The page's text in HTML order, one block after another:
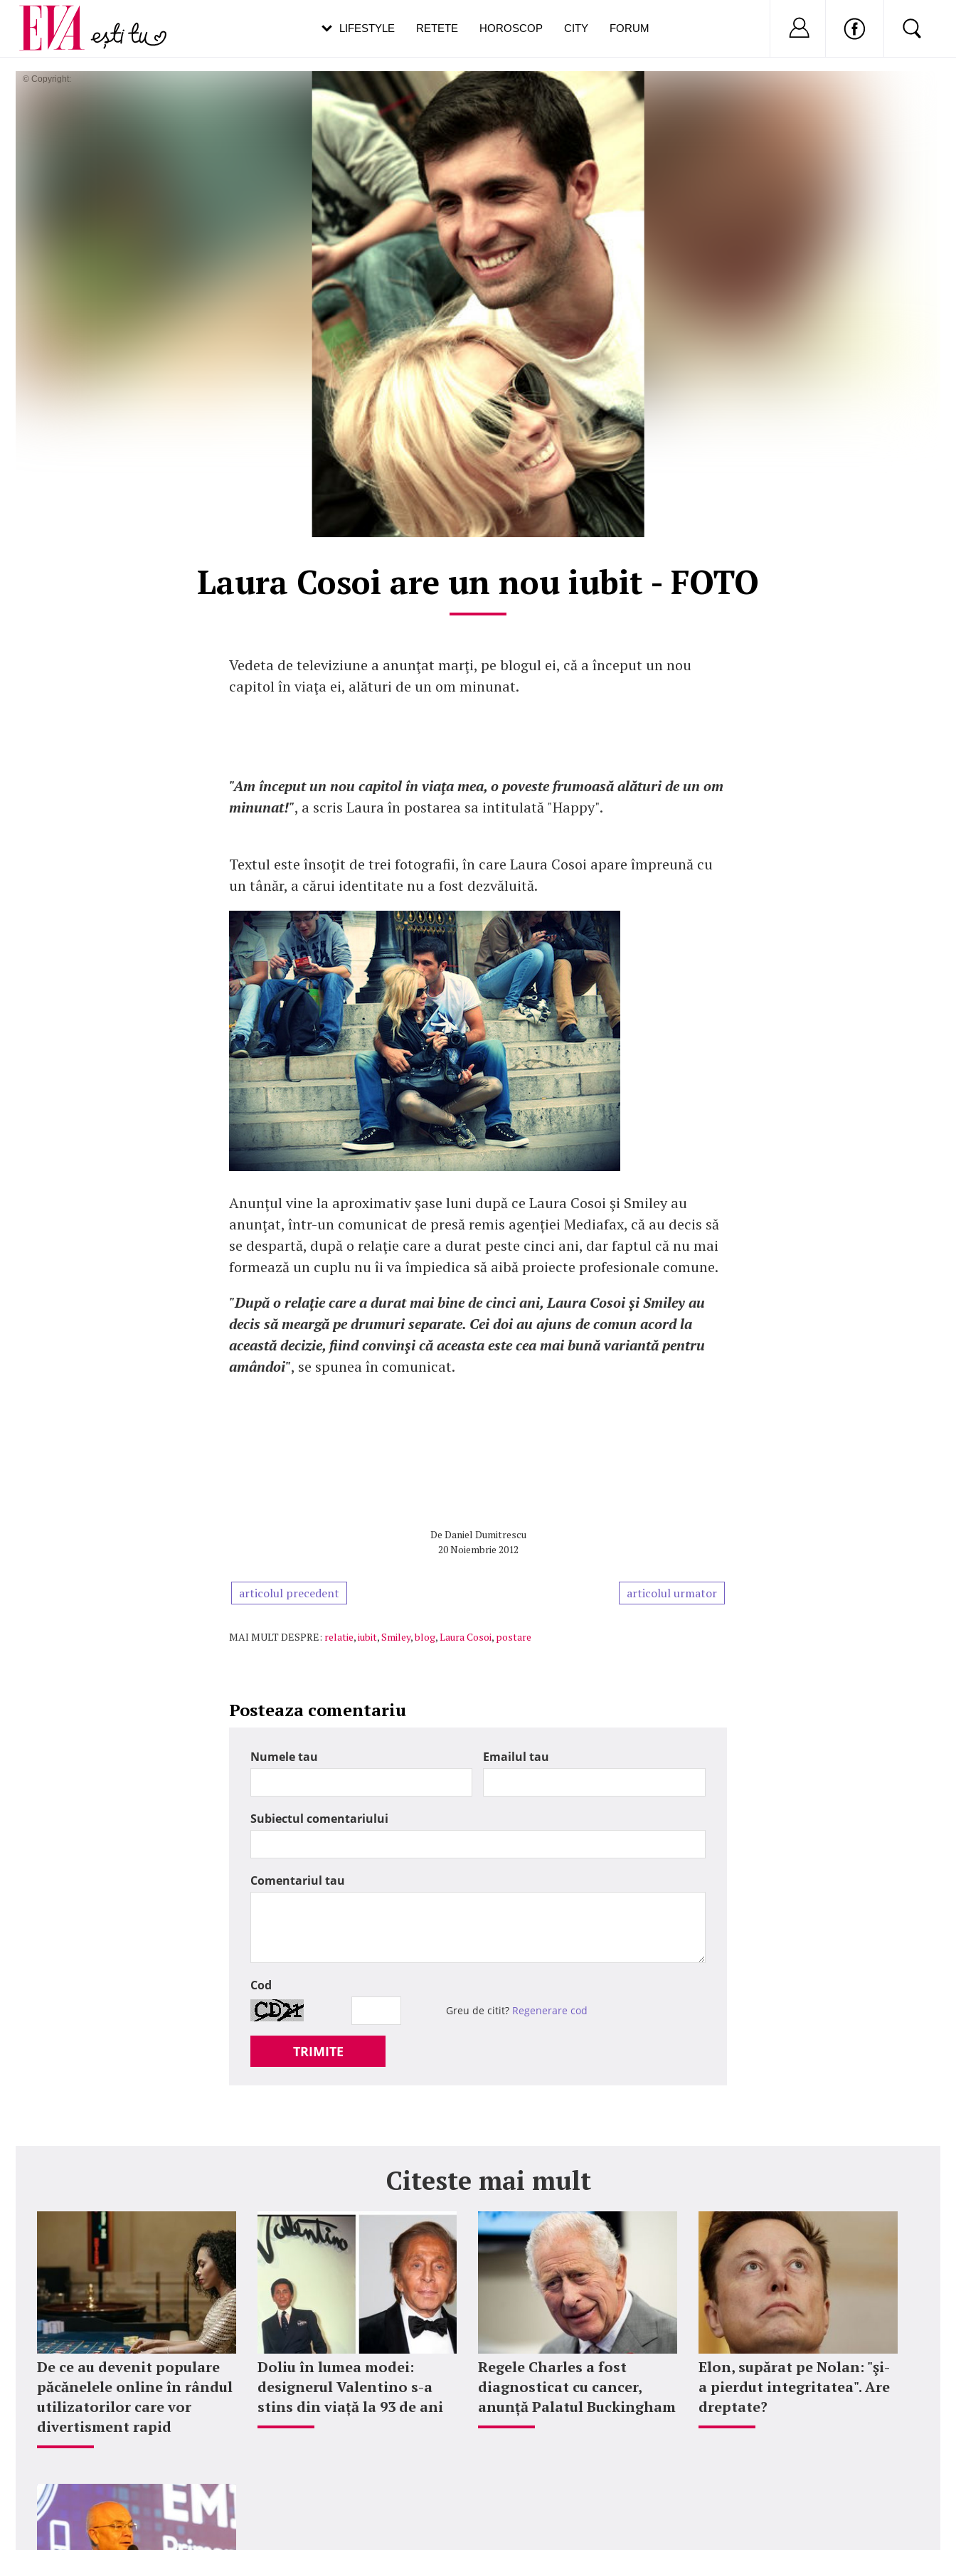
© Copyright:
Laura Cosoi are un nou iubit - FOTO
Vedeta de televiziune a anunţat marţi, pe blogul ei, că a început un nou
capitol în viaţa ei, alături de un om minunat.
"Am început un nou capitol în viaţa mea, o poveste frumoasă alături de un om
minunat!", a scris Laura în postarea sa intitulată "Happy".
Textul este însoţit de trei fotografii, în care Laura Cosoi apare împreună cu
un tânăr, a cărui identitate nu a fost dezvăluită.
Anunţul vine la aproximativ şase luni după ce Laura Cosoi şi Smiley au
anunţat, într-un comunicat de presă remis agenției Mediafax, că au decis să
se despartă, după o relaţie care a durat peste cinci ani, dar faptul că nu mai
formează un cuplu nu îi va împiedica să aibă proiecte profesionale comune.
"După o relaţie care a durat mai bine de cinci ani, Laura Cosoi şi Smiley au
decis să meargă pe drumuri separate. Cei doi au ajuns de comun acord la
această decizie, fiind convinşi că aceasta este cea mai bună variantă pentru
amândoi", se spunea în comunicat.
De Daniel Dumitrescu
20 Noiembrie 2012
articolul precedent articolul urmator
MAI MULT DESPRE: relatie,iubit,Smiley,blog,Laura Cosoi, postare
Posteaza comentariu
Numele tau Emailul tau
Subiectul comentariului
Comentariul tau
Cod
Greu de citit? Regenerare cod
TRIMITE
Citeste mai mult
De ce au devenit populare
păcănelele online în rândul
utilizatorilor care vor
divertisment rapid
Doliu în lumea modei:
designerul Valentino s-a
stins din viață la 93 de ani
Regele Charles a fost
diagnosticat cu cancer,
anunță Palatul Buckingham
Elon, supărat pe Nolan: "şi-
a pierdut integritatea". Are
dreptate?
LIFESTYLE RETETE HOROSCOP CITY FORUM Nu ai cont?
Carieră
Actualitate
pe măsură ce înaintezi în vârstă